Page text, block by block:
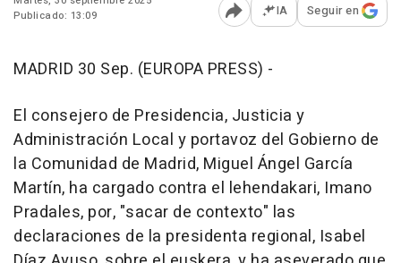
Publicado: 13:09
Abrir opciones para
IA Seguir en
MADRID 30 Sep. (EUROPA PRESS) -
El consejero de Presidencia, Justicia y
Administración Local y portavoz del Gobierno de
la Comunidad de Madrid, Miguel Ángel García
Martín, ha cargado contra el lehendakari, Imano
Pradales, por, "sacar de contexto" las
declaraciones de la presidenta regional, Isabel